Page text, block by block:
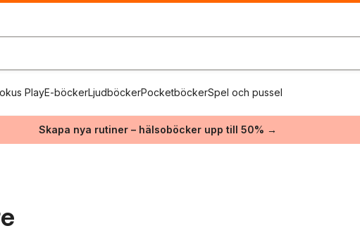
PlayE-böckerLjudböckerPocketböckerSpel och pussel
Skapa nya rutiner – hälsoböcker upp till 50% →